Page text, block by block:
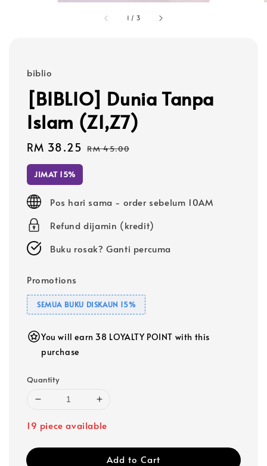
1 / 3
biblio
[BIBLIO] Dunia Tanpa
Islam (Z1,Z7)
Sale
price
RM 38.25 Regular
RM 45.00
JIMAT 15%
Pos hari sama - order sebelum 10AM
Refund dijamin (kredit)
Buku rosak? Ganti percuma
Promotions
SEMUA BUKU DISKAUN 15%
You will earn 38 LOYALTY POINT with this
purchase
Quantity
19 piece available
Add to Cart